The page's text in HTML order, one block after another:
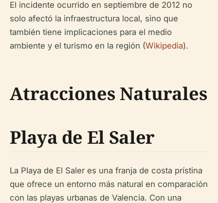
El incidente ocurrido en septiembre de 2012 no
solo afectó la infraestructura local, sino que
también tiene implicaciones para el medio
ambiente y el turismo en la región (Wikipedia).
Atracciones Naturales
Playa de El Saler
La Playa de El Saler es una franja de costa prístina
que ofrece un entorno más natural en comparación
con las playas urbanas de Valencia. Con una